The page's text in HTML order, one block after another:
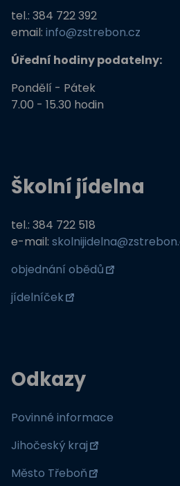
Podpora programů
tel.: 384 722 392
email: info@zstrebon.cz
Úřední hodiny podatelny:
Pondělí - Pátek
7.00 - 15.30 hodin
Školní jídelna
tel.: 384 722 518
e-mail:
objednání obědů
jídelníček
Odkazy
Povinné informace
Jihočeský kraj
Město Třeboň